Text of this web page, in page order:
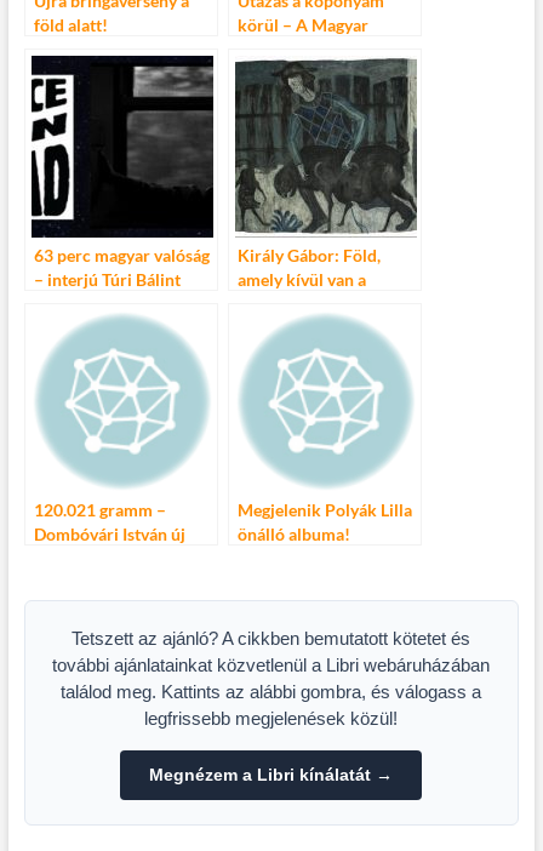
föld alatt!
körül – A Magyar
63 perc magyar valóság
– interjú Túri Bálint
című film rendezőjével
Király Gábor: Föld,
amely kívül van a
120.021 gramm –
Dombóvári István új
Megjelenik Polyák Lilla
önálló albuma!
Tetszett az ajánló? A cikkben bemutatott kötetet és
további ajánlatainkat közvetlenül a Libri webáruházában
találod meg. Kattints az alábbi gombra, és válogass a
legfrissebb megjelenések közül!
Megnézem a Libri kínálatát →